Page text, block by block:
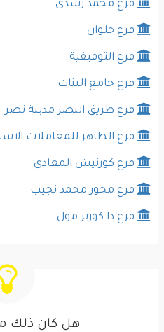
فرع محمد رشدى
فرع حلوان
فرع التوفيقية
فرع جامع البنات
فرع طريق النصر مدينة نصر
فرع الظاهر للمعاملات
فرع كورنيش المعادى
فرع محور محمد نجيب
فرع ذا كورنر مول
هل كان ذلك